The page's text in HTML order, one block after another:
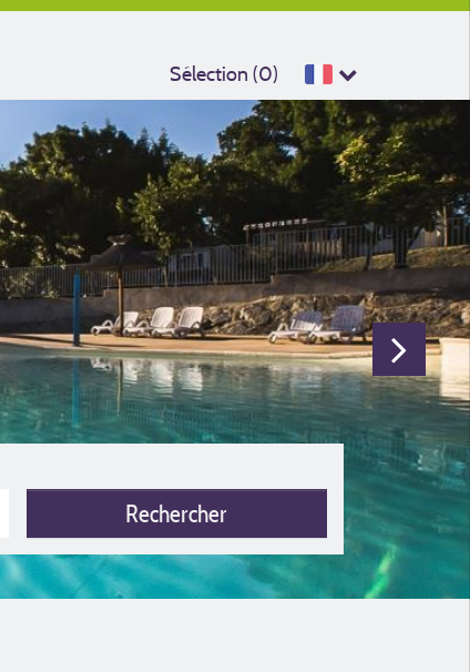
Sélection (0)
Rechercher